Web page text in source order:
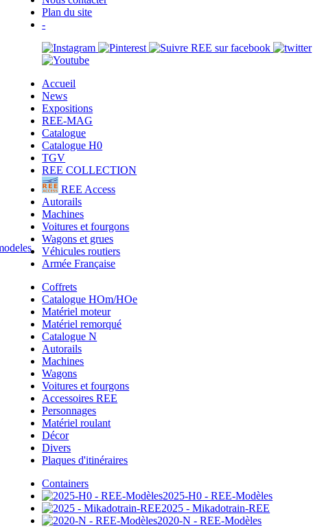
Plan du site
-
Accueil
News
Expositions
REE-MAG
Catalogue
Catalogue H0
TGV
REE COLLECTION
REE Access
Autorails
Machines
Voitures et fourgons
Wagons et grues
Véhicules routiers
Armée Française
Coffrets
Catalogue HOm/HOe
Matériel moteur
Matériel remorqué
Catalogue N
Autorails
Machines
Wagons
Voitures et fourgons
Accessoires REE
Personnages
Matériel roulant
Décor
Divers
Plaques d'itinéraires
Containers
2025-H0 - REE-Modèles
2025 - Mikadotrain-REE
2020-N - REE-Modèles